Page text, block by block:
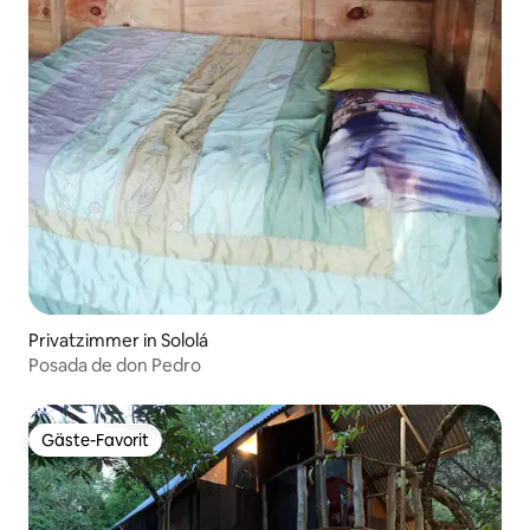
Privatzimmer in Sololá
Posada de don Pedro
Gäste-Favorit
Gäste-Favorit